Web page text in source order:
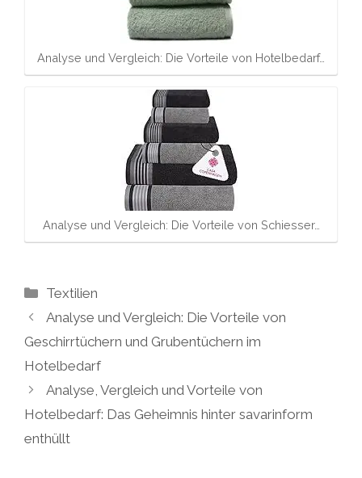
Analyse und Vergleich: Die Vorteile von Hotelbedarf…
Analyse und Vergleich: Die Vorteile von Schiesser…
Kategorien
Textilien
Analyse und Vergleich: Die Vorteile von
Geschirrtüchern und Grubentüchern im
Hotelbedarf
Analyse, Vergleich und Vorteile von
Hotelbedarf: Das Geheimnis hinter savarinform
enthüllt